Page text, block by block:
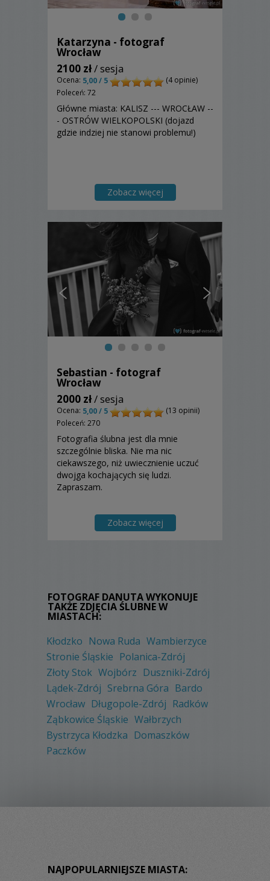
Katarzyna - fotograf
Wrocław
2100 zł/ sesja
Ocena: 5,00 / 5
(4 opinie)
Poleceń: 72
Główne miasta: KALISZ --- WROCŁAW --
- OSTRÓW WIELKOPOLSKI (dojazd
gdzie indziej nie stanowi problemu!)
Zobacz więcej
Sebastian - fotograf
Wrocław
2000 zł/ sesja
Ocena: 5,00 / 5
(13 opinii)
Poleceń: 270
Fotografia ślubna jest dla mnie
szczególnie bliska. Nie ma nic
ciekawszego, niż uwiecznienie uczuć
dwojga kochających się ludzi.
Zapraszam.
Zobacz więcej
FOTOGRAF DANUTA WYKONUJE
TAKŻE ZDJĘCIA ŚLUBNE W
MIASTACH:
Kłodzko Nowa Ruda Wambierzyce
Stronie Śląskie Polanica-Zdrój
Złoty Stok Wojbórz Duszniki-Zdrój
Lądek-Zdrój Srebrna Góra Bardo
Wrocław Długopole-Zdrój Radków
Ząbkowice Śląskie Wałbrzych
Bystrzyca Kłodzka Domaszków
Paczków
NAJPOPULARNIEJSZE MIASTA: